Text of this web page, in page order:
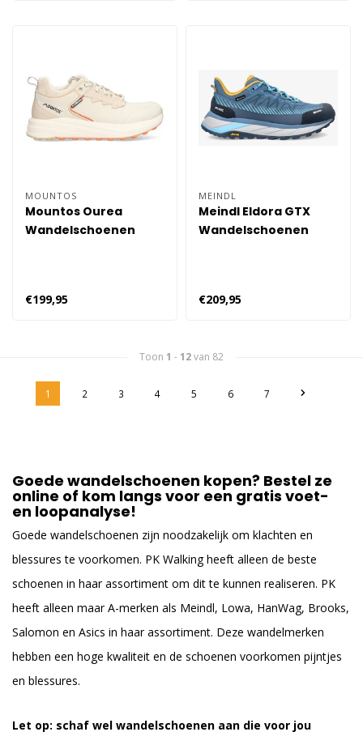
MOUNTOS
Mountos Ourea
Wandelschoenen
€199,95
MEINDL
Meindl Eldora GTX
Wandelschoenen
€209,95
Toon 1 - 12van 82
1 2 3 4 5 6 7
Goede wandelschoenen kopen? Bestel ze
online of kom langs voor een gratis voet-
en loopanalyse!
Goede wandelschoenen zijn noodzakelijk om klachten en
blessures te voorkomen. PK Walking heeft alleen de beste
schoenen in haar assortiment om dit te kunnen realiseren. PK
heeft alleen maar A-merken als Meindl, Lowa, HanWag, Brooks,
Salomon en Asics in haar assortiment. Deze wandelmerken
hebben een hoge kwaliteit en de schoenen voorkomen pijntjes
en blessures.
Let op: schaf wel wandelschoenen aan die voor jou